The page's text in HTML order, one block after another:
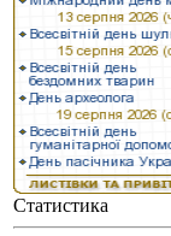
Статистика